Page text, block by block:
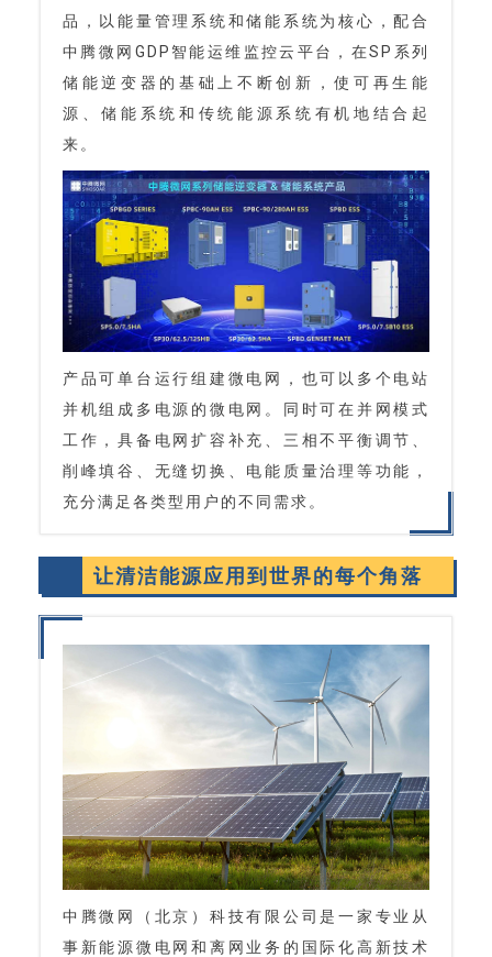
品，以能量管理系统和储能系统为核心，配合
中腾微网GDP智能运维监控云平台，在SP系列
储能逆变器的基础上不断创新，使可再生能
源、储能系统和传统能源系统有机地结合起
来。
产品可单台运行组建微电网，也可以多个电站
并机组成多电源的微电网。同时可在并网模式
工作，具备电网扩容补充、三相不平衡调节、
削峰填谷、无缝切换、电能质量治理等功能，
充分满足各类型用户的不同需求。
让清洁能源应用到世界的每个角落
中腾微网（北京）科技有限公司是一家专业从
事新能源微电网和离网业务的国际化高新技术